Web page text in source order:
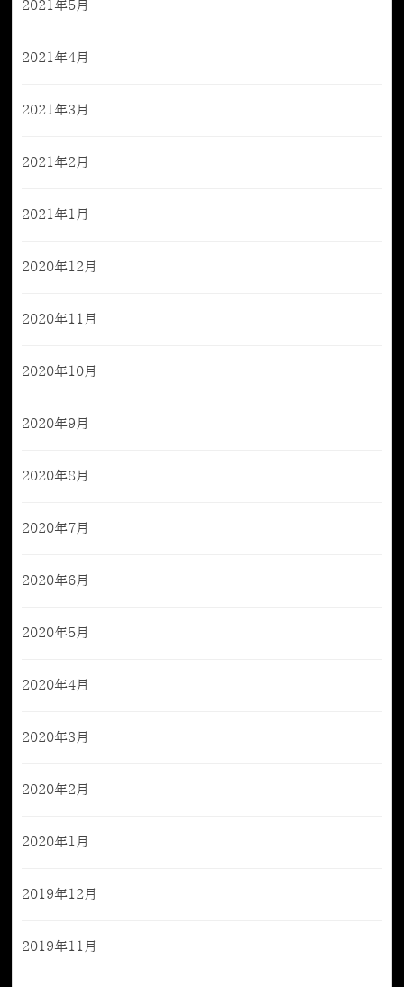
2021年5月
2021年4月
2021年3月
2021年2月
2021年1月
2020年12月
2020年11月
2020年10月
2020年9月
2020年8月
2020年7月
2020年6月
2020年5月
2020年4月
2020年3月
2020年2月
2020年1月
2019年12月
2019年11月